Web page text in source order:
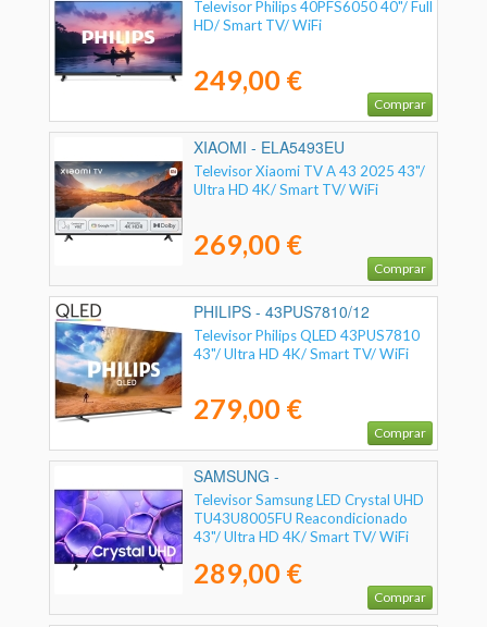
Televisor Philips 40PFS6050 40"/ Full
HD/ Smart TV/ WiFi
249,00 €
Comprar
XIAOMI - ELA5493EU
Televisor Xiaomi TV A 43 2025 43"/
Ultra HD 4K/ Smart TV/ WiFi
269,00 €
Comprar
PHILIPS - 43PUS7810/12
Televisor Philips QLED 43PUS7810
43"/ Ultra HD 4K/ Smart TV/ WiFi
279,00 €
Comprar
SAMSUNG -
Televisor Samsung LED Crystal UHD
TU43U8005FU Reacondicionado
43"/ Ultra HD 4K/ Smart TV/ WiFi
289,00 €
Comprar